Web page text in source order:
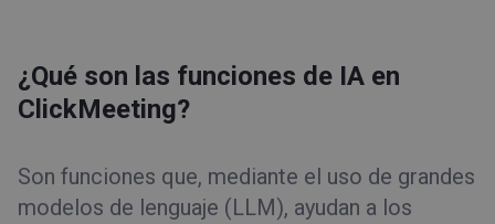
¿Qué son las funciones de IA en
ClickMeeting?
Son funciones que, mediante el uso de grandes
modelos de lenguaje (LLM), ayudan a los